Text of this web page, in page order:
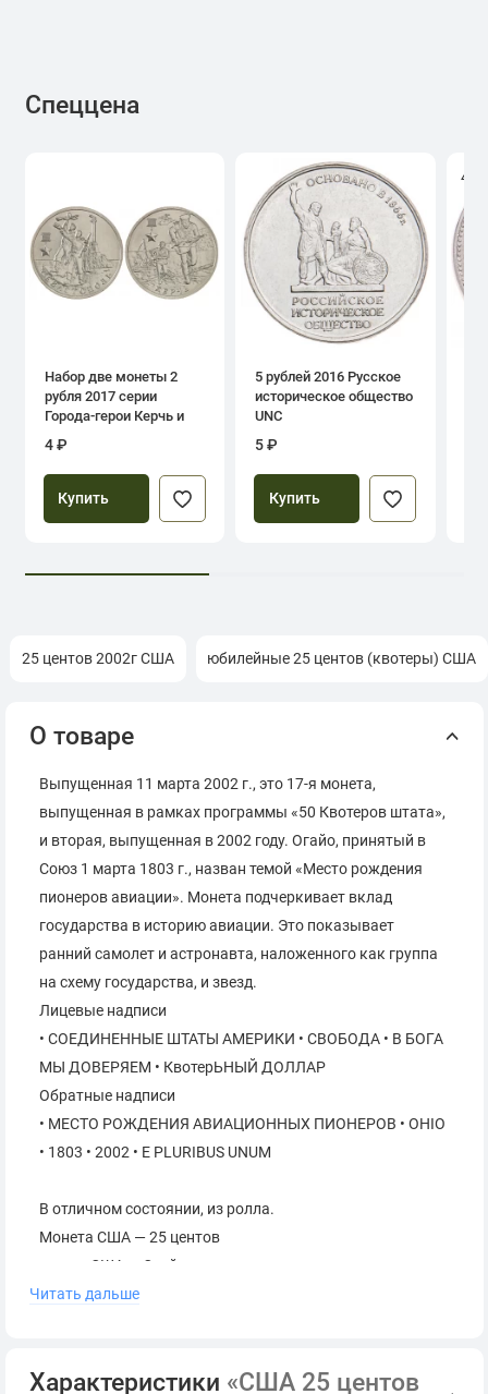
Спеццена
Набор две монеты 2
рубля 2017 серии
Города-герои Керчь и
Севастополь
4 ₽
Купить
5 рублей 2016 Русское
историческое общество
UNC
5 ₽
Купить
4.0
25 центов 2002г США юбилейные 25 центов (квотеры) США
О товаре
Выпущенная 11 марта 2002 г., это 17-я монета,
выпущенная в рамках программы «50 Квотеров штата»,
и вторая, выпущенная в 2002 году. Огайо, принятый в
Союз 1 марта 1803 г., назван темой «Место рождения
пионеров авиации». Монета подчеркивает вклад
государства в историю авиации. Это показывает
ранний самолет и астронавта, наложенного как группа
на схему государства, и звезд.
Лицевые надписи
• СОЕДИНЕННЫЕ ШТАТЫ АМЕРИКИ • СВОБОДА • В БОГА
МЫ ДОВЕРЯЕМ • КвотерЬНЫЙ ДОЛЛАР
Обратные надписи
• МЕСТО РОЖДЕНИЯ АВИАЦИОННЫХ ПИОНЕРОВ • OHIO
• 1803 • 2002 • E PLURIBUS UNUM
В отличном состоянии, из ролла.
Монета США — 25 центов
штаты США — Огайо
Диаметр: 24.3 мм
Гурт: Рифлёный
Читать дальше
Характеристики «США 25 центов